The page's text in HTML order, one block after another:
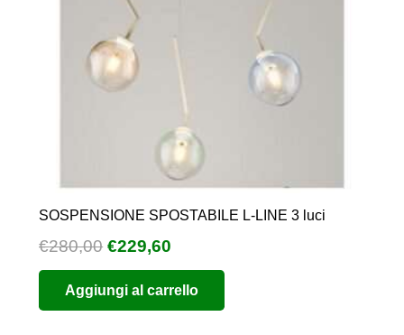
SOSPENSIONE SPOSTABILE L-LINE 3 luci
€280,00 Il
prezzo
originale
era:
€229,60
prezzo
attuale
è:
Aggiungi al carrello